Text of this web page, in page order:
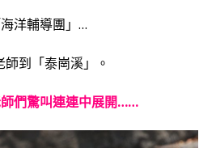
洋輔導團」…
到「泰崗溪」。
們驚叫連連中展開……